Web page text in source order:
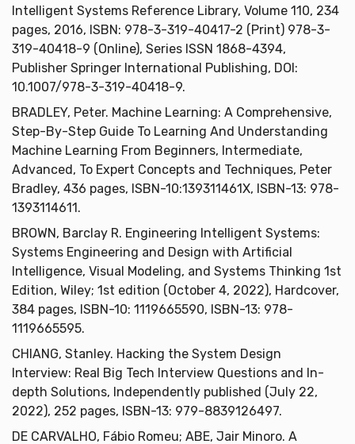
Intelligent Systems Reference Library, Volume 110, 234
pages, 2016, ISBN: 978-3-319-40417-2 (Print) 978-3-
319-40418-9 (Online), Series ISSN 1868-4394,
Publisher Springer International Publishing, DOI:
10.1007/978-3-319-40418-9.
BRADLEY, Peter. Machine Learning: A Comprehensive,
Step-By-Step Guide To Learning And Understanding
Machine Learning From Beginners, Intermediate,
Advanced, To Expert Concepts and Techniques, Peter
Bradley, 436 pages, ISBN-10:139311461X, ISBN-13: 978-
1393114611.
BROWN, Barclay R. Engineering Intelligent Systems:
Systems Engineering and Design with Artificial
Intelligence, Visual Modeling, and Systems Thinking 1st
Edition, Wiley; 1st edition (October 4, 2022), Hardcover,
384 pages, ISBN-10: 1119665590, ISBN-13: 978-
1119665595.
CHIANG, Stanley. Hacking the System Design
Interview: Real Big Tech Interview Questions and In-
depth Solutions, Independently published (July 22,
2022), 252 pages, ISBN-13: 979-8839126497.
DE CARVALHO, Fábio Romeu; ABE, Jair Minoro. A